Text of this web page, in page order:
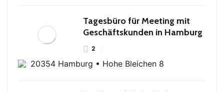
Tagesbüro für Meeting mit
Geschäftskunden in Hamburg
2
20354 Hamburg • Hohe Bleichen 8